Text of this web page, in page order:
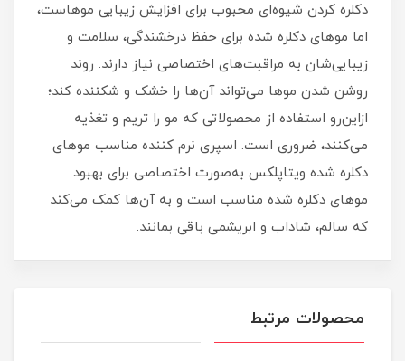
دکلره کردن شیوه‌ای محبوب برای افزایش زیبایی موهاست،
اما موهای دکلره شده برای حفظ درخشندگی، سلامت و
زیبایی‌شان به مراقبت‌های اختصاصی نیاز دارند. روند
روشن شدن موها می‌تواند آن‌ها را خشک و شکننده کند؛
ازاین‌رو استفاده از محصولاتی که مو را تریم و تغذیه
می‌کنند، ضروری است. اسپری نرم کننده مناسب موهای
دکلره شده ویتاپلکس به‌صورت اختصاصی برای بهبود
موهای دکلره شده مناسب است و به آن‌ها کمک می‌کند
که سالم، شاداب و ابریشمی باقی بمانند.
محصولات مرتبط